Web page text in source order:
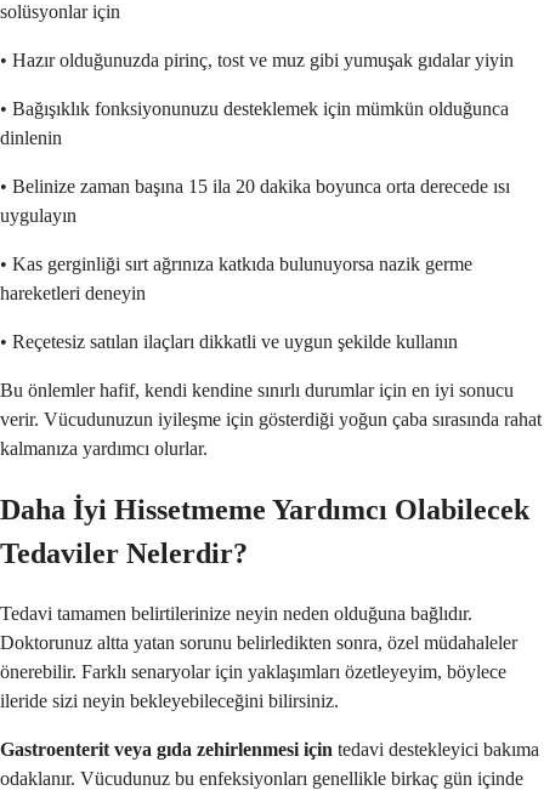
solüsyonlar için
• Hazır olduğunuzda pirinç, tost ve muz gibi yumuşak gıdalar yiyin
• Bağışıklık fonksiyonunuzu desteklemek için mümkün olduğunca
dinlenin
• Belinize zaman başına 15 ila 20 dakika boyunca orta derecede ısı
uygulayın
• Kas gerginliği sırt ağrınıza katkıda bulunuyorsa nazik germe
hareketleri deneyin
• Reçetesiz satılan ilaçları dikkatli ve uygun şekilde kullanın
Bu önlemler hafif, kendi kendine sınırlı durumlar için en iyi sonucu
verir. Vücudunuzun iyileşme için gösterdiği yoğun çaba sırasında rahat
kalmanıza yardımcı olurlar.
Daha İyi Hissetmeme Yardımcı Olabilecek
Tedaviler Nelerdir?
Tedavi tamamen belirtilerinize neyin neden olduğuna bağlıdır.
Doktorunuz altta yatan sorunu belirledikten sonra, özel müdahaleler
önerebilir. Farklı senaryolar için yaklaşımları özetleyeyim, böylece
ileride sizi neyin bekleyebileceğini bilirsiniz.
Gastroenterit veya gıda zehirlenmesi için tedavi destekleyici bakıma
odaklanır. Vücudunuz bu enfeksiyonları genellikle birkaç gün içinde